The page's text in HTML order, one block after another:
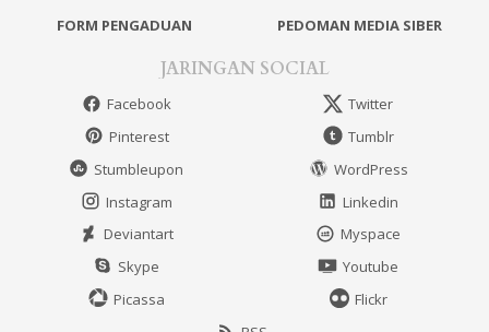
FORM PENGADUAN
PEDOMAN MEDIA SIBER
JARINGAN SOCIAL
Facebook
Twitter
Pinterest
Tumblr
Stumbleupon
WordPress
Instagram
Linkedin
Deviantart
Myspace
Skype
Youtube
Picassa
Flickr